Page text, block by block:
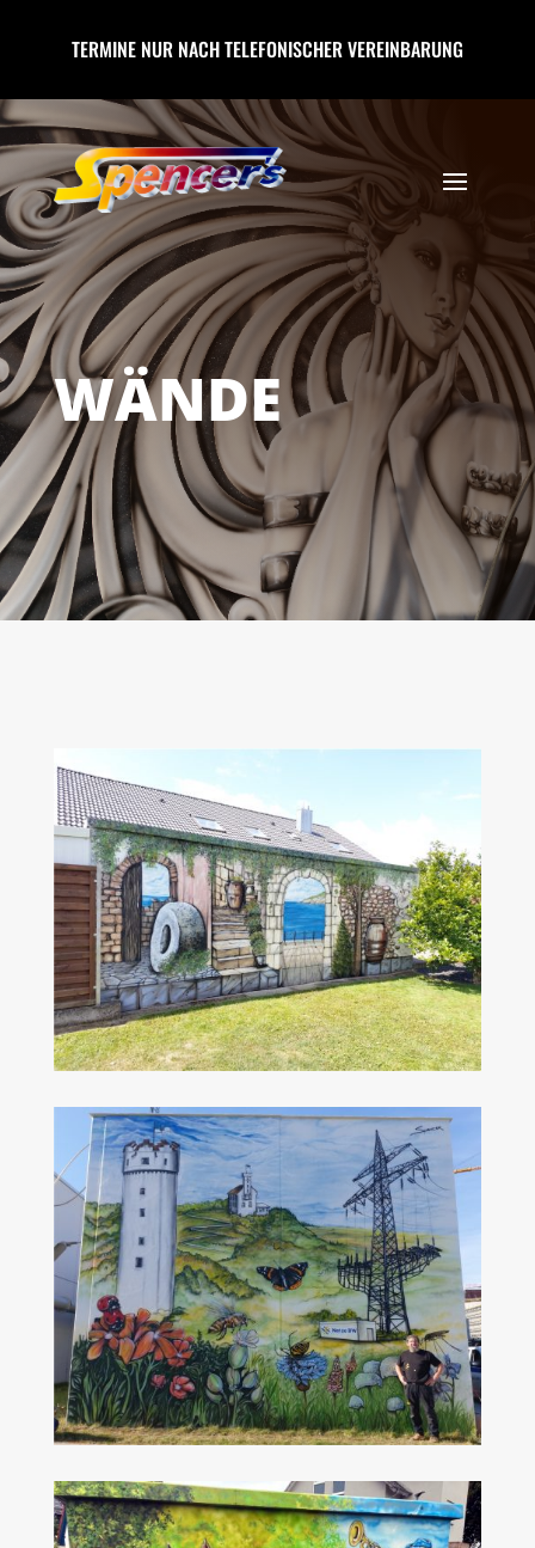
TERMINE NUR NACH TELEFONISCHER VEREINBARUNG
WÄNDE